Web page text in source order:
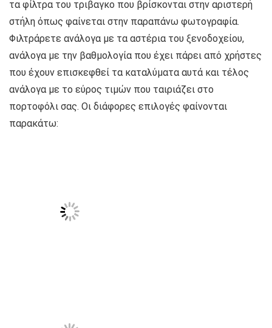
τα φίλτρα του τριβαγκο που βρίσκονται στην αριστερή
στήλη όπως φαίνεται στην παραπάνω φωτογραφία.
Φιλτράρετε ανάλογα με τα αστέρια του ξενοδοχείου,
ανάλογα με την βαθμολογία που έχει πάρει από χρήστες
που έχουν επισκεφθεί τα καταλύματα αυτά και τέλος
ανάλογα με το εύρος τιμών που ταιριάζει στο
πορτοφόλι σας. Οι διάφορες επιλογές φαίνονται
παρακάτω: